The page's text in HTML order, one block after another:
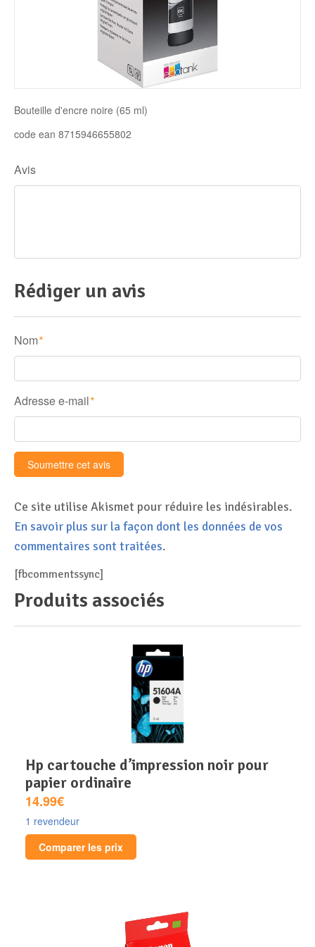
Bouteille d'encre noire (65 ml)
code ean 8715946655802
Avis
Rédiger un avis
Nom *
Adresse e-mail *
Ce site utilise Akismet pour réduire les indésirables.
En savoir plus sur la façon dont les données de vos
commentaires sont traitées.
[fbcommentssync]
Produits associés
hp cartouche d’impression noir pour
papier ordinaire
14.99€
1 revendeur
Comparer les prix